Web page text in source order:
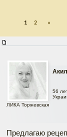
1 2 »
ЛИКА Торжевская
56
Предлагаю